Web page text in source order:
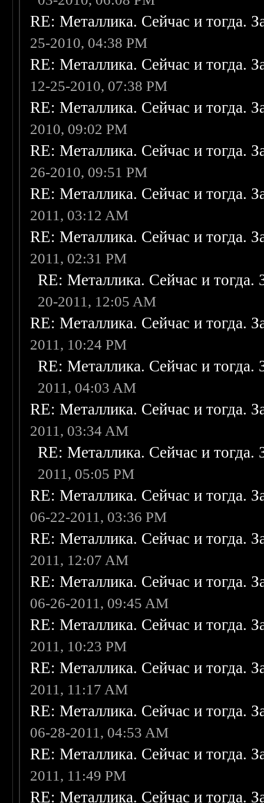
RE: Металлика. Сейчас и тогда.
25-2010, 04:38 PM
RE: Металлика. Сейчас и тогда.
12-25-2010, 07:38 PM
RE: Металлика. Сейчас и тогда.
2010, 09:02 PM
RE: Металлика. Сейчас и тогда.
26-2010, 09:51 PM
RE: Металлика. Сейчас и тогда.
2011, 03:12 AM
RE: Металлика. Сейчас и тогда.
2011, 02:31 PM
RE: Металлика. Сейчас и
20-2011, 12:05 AM
RE: Металлика. Сейчас и тогда.
2011, 10:24 PM
RE: Металлика. Сейчас и
2011, 04:03 AM
RE: Металлика. Сейчас и тогда.
2011, 03:34 AM
RE: Металлика. Сейчас и
2011, 05:05 PM
RE: Металлика. Сейчас и тогда.
06-22-2011, 03:36 PM
RE: Металлика. Сейчас и тогда.
2011, 12:07 AM
RE: Металлика. Сейчас и тогда.
06-26-2011, 09:45 AM
RE: Металлика. Сейчас и тогда.
2011, 10:23 PM
RE: Металлика. Сейчас и тогда.
2011, 11:17 AM
RE: Металлика. Сейчас и тогда.
06-28-2011, 04:53 AM
RE: Металлика. Сейчас и тогда.
2011, 11:49 PM
RE: Металлика. Сейчас и тогда.